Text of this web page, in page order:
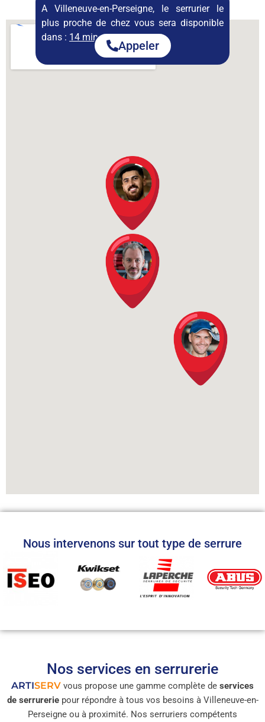
permanence
A Villeneuve-en-Perseigne, le serrurier le
plus proche de chez vous sera disponible
dans : 14 minutes
Appeler
Nous intervenons sur tout type de serrure
Nos services en serrurerie
ARTISERV vous propose une gamme complète de services
de serrureriepour répondre à tous vos besoins à Villeneuve-en-
Perseigne ou à proximité. Nos serruriers compétents